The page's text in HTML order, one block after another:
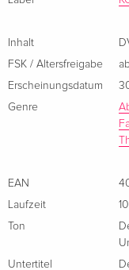
Inhalt
FSK / Altersfreigabe
Erscheinungsdatum
Genre
EAN
Laufzeit
Ton
Untertitel